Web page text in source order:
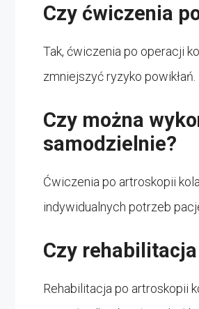
Czy ćwiczenia
Tak, ćwiczenia po operacji
zmniejszyć ryzyko powikłań.
Czy można
samodzielnie?
Ćwiczenia po artroskopii
indywidualnych potrzeb
Czy
Rehabilitacja po artroskopii